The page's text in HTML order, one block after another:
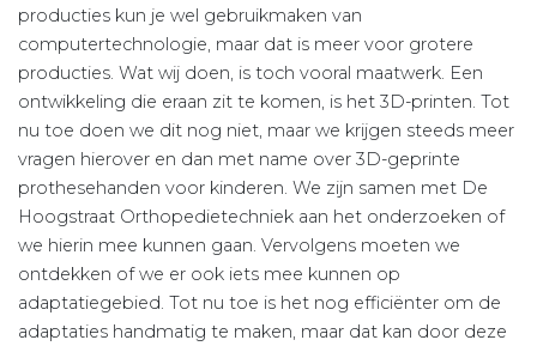
producties kun je wel gebruikmaken van
computertechnologie, maar dat is meer voor grotere
producties. Wat wij doen, is toch vooral maatwerk. Een
ontwikkeling die eraan zit te komen, is het 3D-printen. Tot
nu toe doen we dit nog niet, maar we krijgen steeds meer
vragen hierover en dan met name over 3D-geprinte
prothesehanden voor kinderen. We zijn samen met De
Hoogstraat Orthopedietechniek aan het onderzoeken of
we hierin mee kunnen gaan. Vervolgens moeten we
ontdekken of we er ook iets mee kunnen op
adaptatiegebied. Tot nu toe is het nog efficiënter om de
adaptaties handmatig te maken, maar dat kan door deze